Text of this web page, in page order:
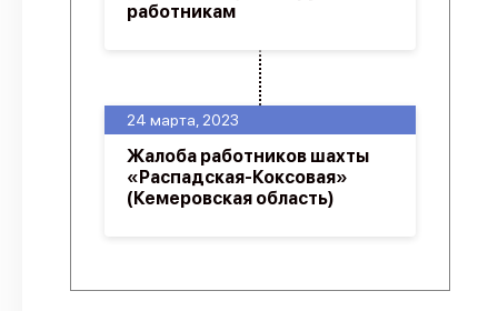
24 марта, 2023
Жалоба работников шахты
«Распадская-Коксовая»
(Кемеровская область)
работникам